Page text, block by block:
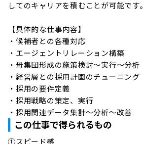
してのキャリアを積むことが可能です。
【具体的な仕事内容】
・候補者との各種対応
・エージェントリレーション構築
・母集団形成の施策検討～実行～分析
・経営層との採用計画のチューニング
・採用の要件定義
・採用戦略の策定、実行
この仕事で得られるもの
①スピード感